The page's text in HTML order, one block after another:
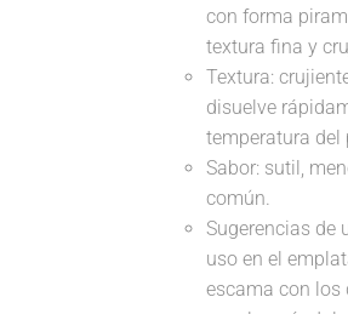
con forma
textura fina y
Textura:
disuelve
temperatura del
Sabor: sutil,
común.
Sugerencias de
uso en el
escama con los